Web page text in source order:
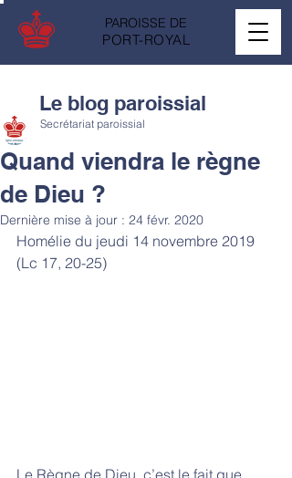
PAROISSE DE
PORT-ROYAL
Quand viendra le règne
de Dieu ?
Secrétariat paroissial
Dernière mise à jour : 24 févr. 2020
Homélie du jeudi 14 novembre 2019
(Lc 17, 20-25)
Le blog paroissial